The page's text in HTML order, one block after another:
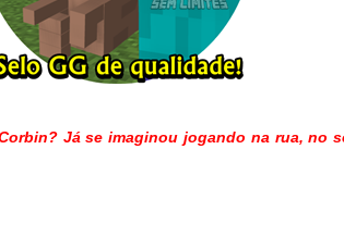
Já se imaginou jogando na rua, no